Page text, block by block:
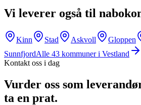
Vi leverer også til
Kinn Stad Askvoll Gloppen
SunnfjordAlle 43 kommuner i Vestland
Kontakt oss i dag
Vurder oss som
ta en prat.